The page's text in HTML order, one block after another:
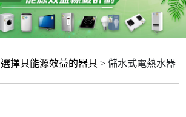
選擇具能源效益的器具 > 儲水式電熱水器